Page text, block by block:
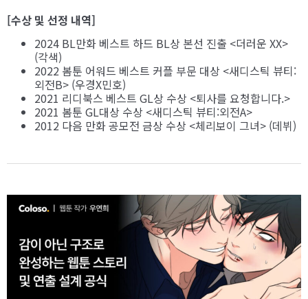
[수상 및 선정 내역]
2024 BL만화 베스트 하드 BL상 본선 진출 <더러운 XX>
(각색)
2022 봄툰 어워드 베스트 커플 부문 대상 <새디스틱 뷰티:
외전B> (우경X민호)
2021 리디북스 베스트 GL상 수상 <퇴사를 요청합니다.>
2021 봄툰 GL대상 수상 <새디스틱 뷰티:외전A>
2012 다음 만화 공모전 금상 수상 <체리보이 그녀> (데뷔)